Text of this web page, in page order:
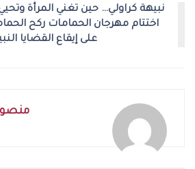
نبيهة كراولي… حين تغني المرأة
على إيقاع القضايا